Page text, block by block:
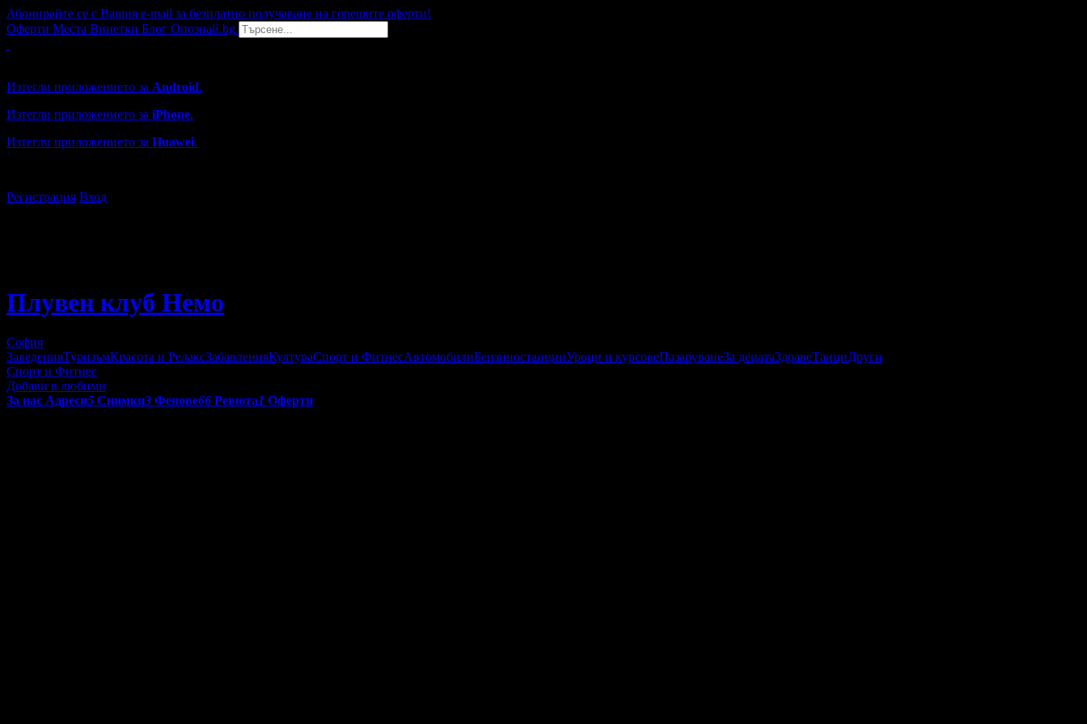
Абонирайте се с Вашия e-mail за безплатно получаване на горещите оферти!
Оферти Места Винетки Блог Опознай.bg
Изтегли приложението за Android.
Изтегли приложението за iPhone.
Изтегли приложението за Huawei.
Регистрация Вход
Плувен клуб Немо
София
ЗаведенияТуризъмКрасота и РелаксЗабавленияКултураСпорт и ФитнесАвтомобилиБензиностанцииУроци и курсовеПазаруванеЗа децатаЗдравеТанциДруги
Спорт и Фитнес
Добави в любими
За нас Адреси5 Снимки3 Фенове66 Ревюта1 Оферти